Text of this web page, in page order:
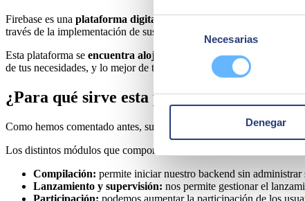
Selección
de
consentimiento
Necesarias
Denegar
Firebase es una plataforma digital diseñada para facilitar el
través de la implementación de sus distintos módulos que harán
Esta plataforma se encuentra alojada en la nube, y está
de tus necesidades, y lo mejor de todo: ¡la mayoría de ellas son
¿Para qué sirve esta plataforma de
Como hemos comentado antes, su función principal es hacer más
Los distintos módulos que componen Firebase se pueden dividir en
Compilación: permite iniciar nuestro backend sin
Lanzamiento y supervisión: nos permite gestionar el